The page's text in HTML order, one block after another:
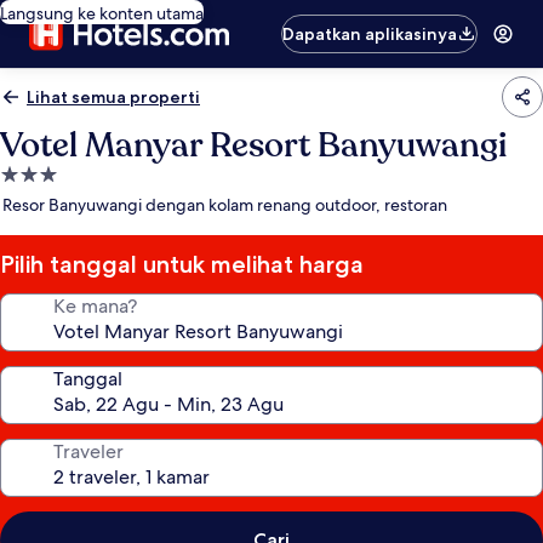
Langsung ke konten utama
Dapatkan aplikasinya
Lihat semua properti
Votel Manyar Resort Banyuwangi
Properti
bintang
Resor Banyuwangi dengan kolam renang outdoor, restoran
Pilih tanggal untuk melihat harga
Ke mana?
Tanggal
Traveler